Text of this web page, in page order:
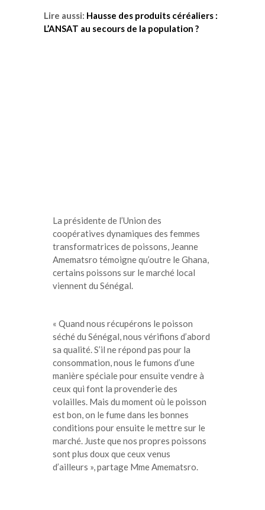
Lire aussi: Hausse des produits céréaliers :
L’ANSAT au secours de la population ?
La présidente de l’Union des
coopératives dynamiques des femmes
transformatrices de poissons, Jeanne
Amematsro témoigne qu’outre le Ghana,
certains poissons sur le marché local
viennent du Sénégal.
« Quand nous récupérons le poisson
séché du Sénégal, nous vérifions d’abord
sa qualité. S’il ne répond pas pour la
consommation, nous le fumons d’une
manière spéciale pour ensuite vendre à
ceux qui font la provenderie des
volailles. Mais du moment où le poisson
est bon, on le fume dans les bonnes
conditions pour ensuite le mettre sur le
marché. Juste que nos propres poissons
sont plus doux que ceux venus
d’ailleurs », partage Mme Amematsro.